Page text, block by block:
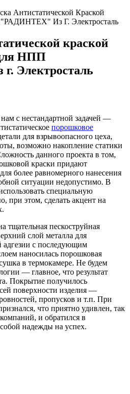
Антистатической Краской
Из Г. Электросталь
краской
НПП
Электросталь
с нестандартной задачей —
порошковое
для взрывоопасного цеха,
возможно накопление статики
данного проекта в том,
краски придают
более равномерного нанесения
ситуации недопустимо. В
специальную
при этом, сделать акцент на
тщательная пескоструйная
слой металла для
адгезии с последующим
наносилась порошковая
в термокамере. Не будем
— главное, что результат
Покрытие получилось
поверхности изделия —
пропусков и т.п. При
что приятно удивлен, так
и обратился в
надежды на успех.